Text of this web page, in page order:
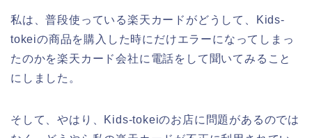
私は、普段使っている楽天カードがどうして、Kids-
tokeiの商品を購入した時にだけエラーになってしまっ
たのかを楽天カード会社に電話をして聞いてみること
にしました。
そして、やはり、Kids-tokeiのお店に問題があるのでは